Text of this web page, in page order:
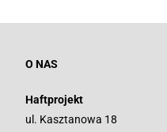
O NAS
Haftprojekt
ul. Kasztanowa 18